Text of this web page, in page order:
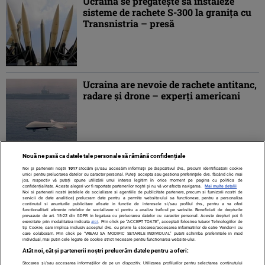
sisteme de rachete S-300 la graniţa cu
Transnistria – presă
Ucraina are nevoie de rachete antitanc,
radare şi drone – experţi americani
1 2 »
Nouă ne pasă ca datele tale personale să rămână confidențiale
Noi și partenerii noștri 1017stocăm și/sau accesăm informații pe dispozitivul dvs., precum identificatorii cookie
unici pentru prelucrarea datelor cu caracter personal. Puteți accepta sau gestiona preferințele dvs. făcând clic mai
jos, respectiv vă puteți opune utilizării unui interes legitim în orice moment pe pagina cu politica de
confidențialitate. Aceste alegeri vor fi raportate partenerilor noștri și nu vă vor afecta navigarea.
Mai multe detalii
Noi si partenerii nostri (retelele de socializare si agentiile de publicitate partenere, precum si furnizorii nostri de
servicii de date analitice) prelucram date pentru a permite website-ului sa functioneze, pentru a personaliza
continutul si anunturile publicitare afisate in functie de interesele si/sau profilul dvs., pentru a va oferi
functionalitati aferente retelelor de socializare si pentru a analiza traficul pe website. Beneficiati de drepturile
prevazute de art. 15-22 din GDPR in legatura cu prelucrarea datelor cu caracter personal. Aceste drepturi pot fi
exercitate prin modalitatea indicataaici . Prin click pe “ACCEPT TOATE”, acceptati folosirea tuturor Tehnologiilor de
tip Cookie, care implica inclusiv acceptul dvs. cu privire la stocarea/accesarea informatiilor de catre Vendor-ii cu
care colaboram. Prin click pe “VREAU SA MODIFIC SETARILE INDIVIDUAL” puteti schimba preferintele in mod
individual, mai putin cele legate de cookie strict necesare pentru functionarea website-ului.
Atât noi, cât și partenerii noștri prelucrăm datele pentru a oferi:
Stocarea și/sau accesarea informațiilor de pe un dispozitiv. Utilizarea profilurilor pentru selectarea conținutului